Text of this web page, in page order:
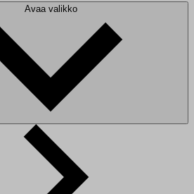
Avaa valikko